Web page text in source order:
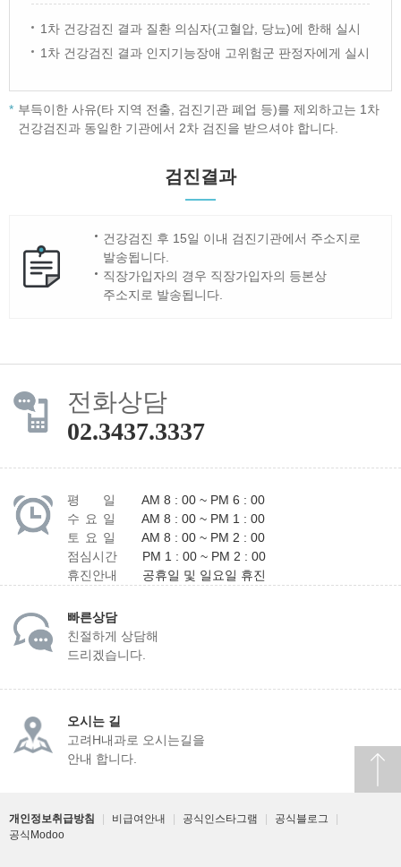
1차 건강검진 결과 질환 의심자(고혈압, 당뇨)에 한해 실시
1차 건강검진 결과 인지기능장애 고위험군 판정자에게 실시
부득이한 사유(타 지역 전출, 검진기관 폐업 등)를 제외하고는 1차
건강검진과 동일한 기관에서 2차 검진을 받으셔야 합니다.
검진결과
건강검진 후 15일 이내 검진기관에서 주소지로
발송됩니다.
직장가입자의 경우 직장가입자의 등본상
주소지로 발송됩니다.
전화상담
02.3437.3337
평 일
AM 8 : 00 ~ PM 6 : 00
수 요 일
AM 8 : 00 ~ PM 1 : 00
토 요 일
AM 8 : 00 ~ PM 2 : 00
점심시간
PM 1 : 00 ~ PM 2 : 00
휴진안내
공휴일 및 일요일 휴진
빠른상담
친절하게 상담해
드리겠습니다.
오시는 길
고려H내과로 오시는길을
안내 합니다.
개인정보취급방침 비급여안내 공식인스타그램 공식블로그
공식Modoo